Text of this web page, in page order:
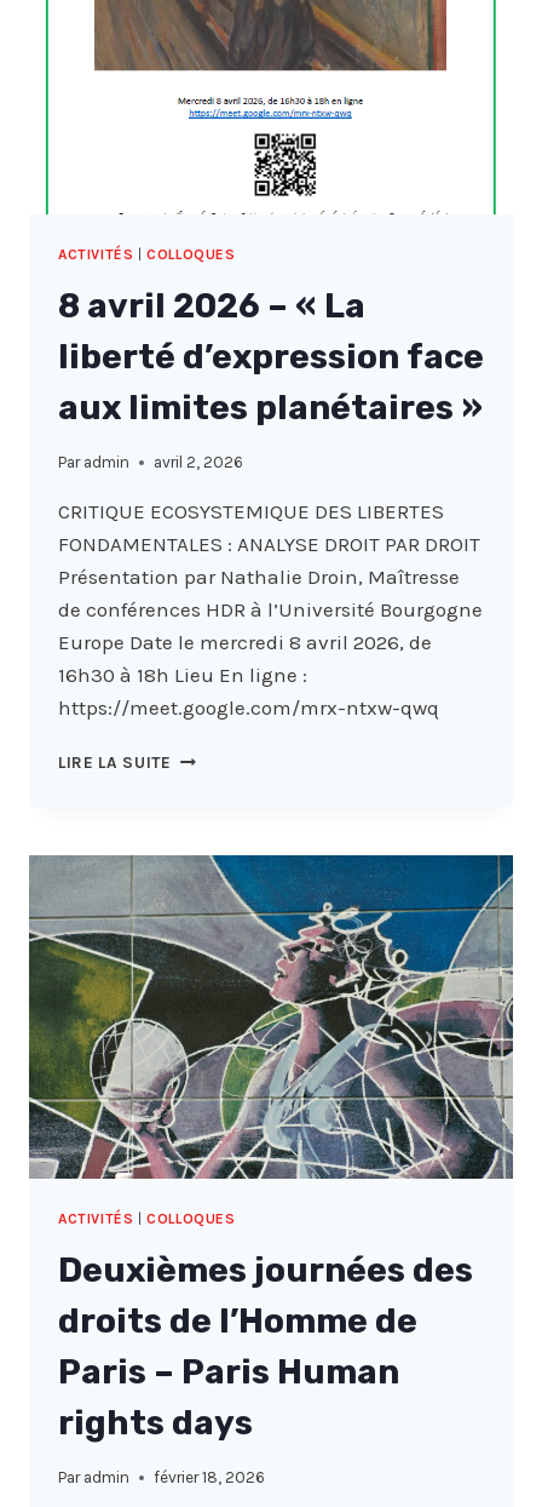
ACTIVITÉS |COLLOQUES
8 avril 2026 – « La
liberté d’expression face
aux limites planétaires »
Par admin avril 2, 2026
CRITIQUE ECOSYSTEMIQUE DES LIBERTES
FONDAMENTALES : ANALYSE DROIT PAR DROIT
Présentation par Nathalie Droin, Maîtresse
de conférences HDR à l’Université Bourgogne
Europe Date le mercredi 8 avril 2026, de
16h30 à 18h Lieu En ligne :
https://meet.google.com/mrx-ntxw-qwq
LIRE LA SUITE 8
« LA
LIBERTÉ
D’EXPRESSION
FACE
AUX
LIMITES
PLANÉTAIRES
»
ACTIVITÉS |COLLOQUES
Deuxièmes journées des
droits de l’Homme de
Paris – Paris Human
rights days
Par admin février 18, 2026